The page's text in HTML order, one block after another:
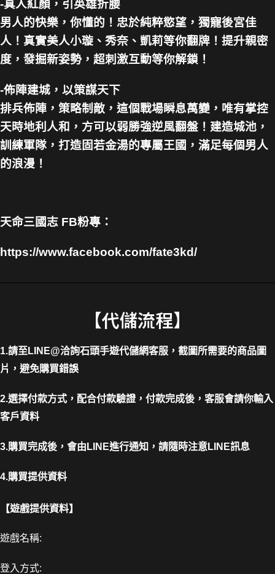
-真人紅顏，引英雄折腰
男人的快樂，你懂的！忠於純粹慾望，獨寵後宮佳
人！真實美人小璇、秀奈、凱莉等你翻牌！提升親密
度，發掘新姿勢，超刺激互動等你解鎖！
-佈陣建城，以策謀天下
排兵佈陣，策略制敵，這個戰場瞬息萬變，唯有掌控
天時地利人和，方可以弱勝強逆風翻盤！建造城池，
訓練軍隊，打造固若金湯的專屬王國，滿足每個男人
的浪漫！
天命三國志 FB粉專：
https://www.facebook.com/fate3kd/
【代儲流程】
1.請至LINE@洽詢石頭手遊代儲網客服，截圖所需要的商品圖
片，避免購買錯誤
2.選擇付款方式，配合付款驗證，付款完成後，客服會請你輸入
客戶資料
3.購買完成後，會由LINE進行通知，請隨時注意LINE訊息
4.購買提供資料
【遊戲提供資料】
遊戲名稱:
登入方式: